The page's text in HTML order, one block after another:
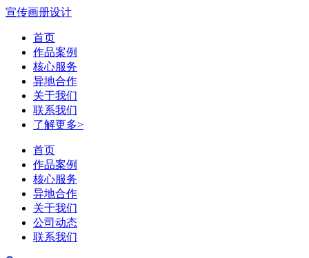
宣传画册设计
首页
作品案例
核心服务
异地合作
关于我们
联系我们
了解更多>
首页
作品案例
核心服务
异地合作
关于我们
公司动态
联系我们